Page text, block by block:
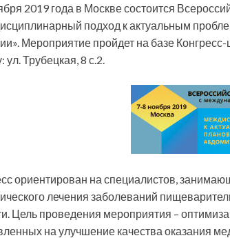
2019 года в Москве состоится
подход к актуальным
Мероприятие пройдет на базе
ул. Трубецкая, 8 с.2.
ориентирован на специалистов,
лечения заболеваний
Цель проведения мероприятия –
на улучшение качества оказания